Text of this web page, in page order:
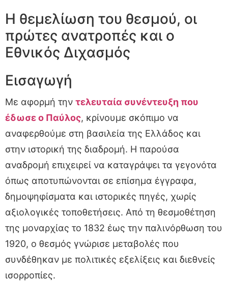
Η θεμελίωση του θεσμού, οι
πρώτες ανατροπές και ο
Εθνικός Διχασμός
Εισαγωγή
Με αφορμή την τελευταία συνέντευξη που
έδωσε ο Παύλος, κρίνουμε σκόπιμο να
αναφερθούμε στη βασιλεία της Ελλάδος και
στην ιστορική της διαδρομή. Η παρούσα
αναδρομή επιχειρεί να καταγράψει τα γεγονότα
όπως αποτυπώνονται σε επίσημα έγγραφα,
δημοψηφίσματα και ιστορικές πηγές, χωρίς
αξιολογικές τοποθετήσεις. Από τη θεσμοθέτηση
της μοναρχίας το 1832 έως την παλινόρθωση του
1920, ο θεσμός γνώρισε μεταβολές που
συνδέθηκαν με πολιτικές εξελίξεις και διεθνείς
ισορροπίες.